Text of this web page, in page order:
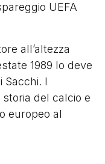
UEFA
all’altezza
1989 lo deve
Sacchi. I
del calcio e
europeo al